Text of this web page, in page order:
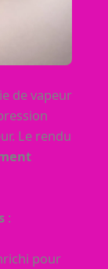
de vapeur
Le rendu
:
pour